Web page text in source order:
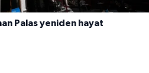
Palas yeniden hayat